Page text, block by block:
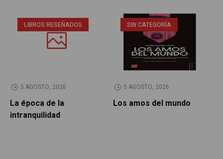
LIBROS RESEÑADOS
5 AGOSTO, 2026
La época de la
intranquilidad
SIN CATEGORÍA
5 AGOSTO, 2026
Los amos del mundo